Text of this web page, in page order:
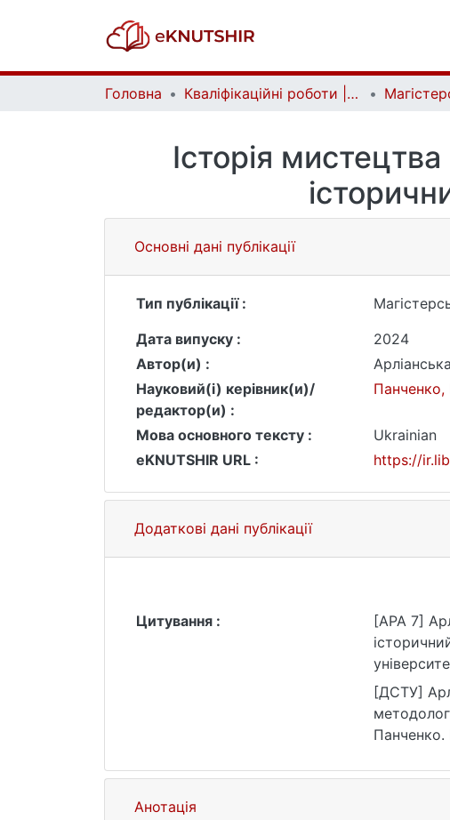
Головна Кваліфікаційні роботи | Qualifying works
Історія
Основні дані публікації
Тип публікації :
Дата випуску :
2024
Автор(и) :
Науковий(і) керівник(и)/
редактор(и) :
Панченко,
Мова основного тексту :
Ukrainian
eKNUTSHIR URL :
https://
Додаткові дані публікації
Цитування :
[APA 7]
[ДСТУ]
Панченко.
Анотація